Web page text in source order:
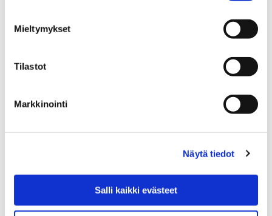
Mieltymykset
Tilastot
Markkinointi
Näytä tiedot
Salli kaikki evästeet
5.2.2018 pidettyjen kokousten pöytäkirjat ja 23.3.2018
pidetyn kokouksen muistio joudutaan korjaamaan.